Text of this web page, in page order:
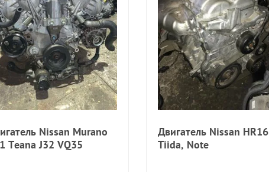
Nissan Murano
Teana J32 VQ35
Двигатель Nissan HR16
Tiida, Note